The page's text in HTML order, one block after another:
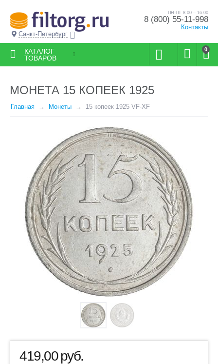
Санкт-Петербург
ПН-ПТ 8.00 – 16.00
8 (800) 55-11-998
Контакты
0
КАТАЛОГ
ТОВАРОВ
МОНЕТА 15 КОПЕЕК 1925
Главная Монеты 15 копеек 1925 VF-XF
419,00руб.